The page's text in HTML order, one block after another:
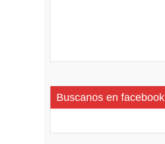
Buscanos en facebook